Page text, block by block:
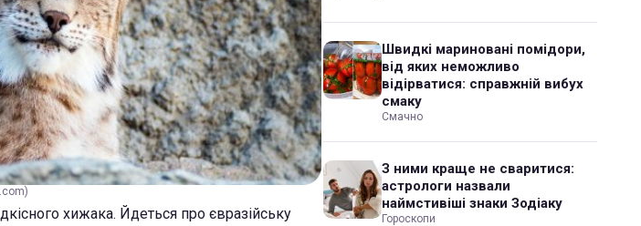
хижака. Йдеться про євразійську
Швидкі мариновані помідори,
від яких неможливо
відірватися: справжній вибух
смаку
Смачно
З ними краще не сваритися:
астрологи назвали
наймстивіші знаки Зодіаку
Гороскопи